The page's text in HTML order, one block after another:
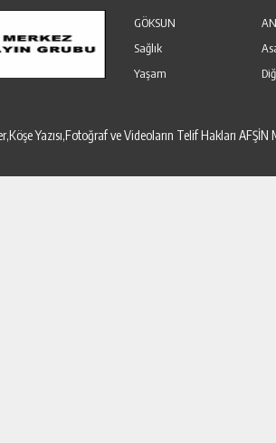
GÖKSUN
Sağlık
Yaşam
Yazısı,Fotoğraf ve Videoların Telif Hakları